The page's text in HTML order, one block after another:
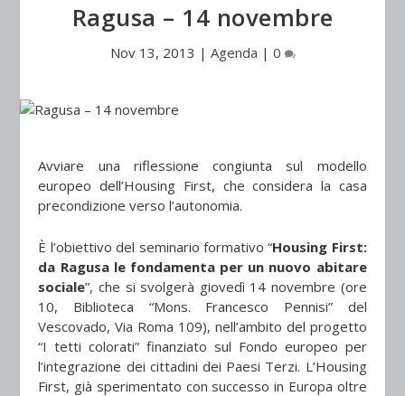
Ragusa – 14 novembre
Nov 13, 2013 | Agenda | 0
Avviare una riflessione congiunta sul modello
europeo dell’Housing First, che considera la casa
precondizione verso l’autonomia.
È l’obiettivo del seminario formativo “Housing First:
da Ragusa le fondamenta per un nuovo abitare
sociale”, che si svolgerà giovedì 14 novembre (ore
10, Biblioteca “Mons. Francesco Pennisi” del
Vescovado, Via Roma 109), nell’ambito del progetto
“I tetti colorati” finanziato sul Fondo europeo per
l’integrazione dei cittadini dei Paesi Terzi. L’Housing
First, già sperimentato con successo in Europa oltre